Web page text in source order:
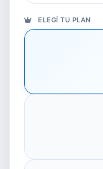
ELEGÍ TU PLAN